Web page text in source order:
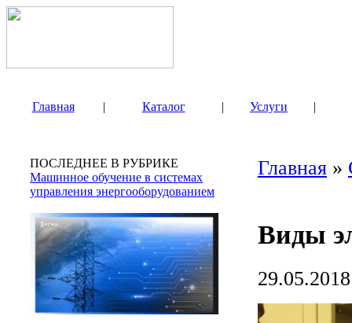
Главная | Каталог | Услуги |
ПОСЛЕДНЕЕ В РУБРИКЕ
Машинное обучение в системах
управления энергооборудованием
Главная »
Виды
29.05.2018